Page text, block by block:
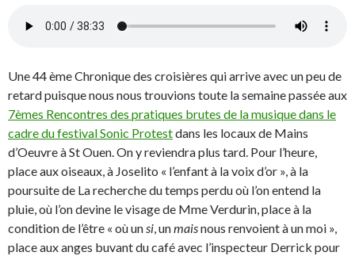
Une 44 ème Chronique des croisières qui arrive avec un peu de
retard puisque nous nous trouvions toute la semaine passée aux
7èmes Rencontres des pratiques brutes de la musique dans le
cadre du festival Sonic Protestdans les locaux de Mains
d’Oeuvre à St Ouen. On y reviendra plus tard. Pour l’heure,
place aux oiseaux, à Joselito « l’enfant à la voix d’or », à la
poursuite de La recherche du temps perdu où l’on entend la
pluie, où l’on devine le visage de Mme Verdurin, place à la
condition de l’être « où unsi, unmaisnous renvoient à un moi »,
place aux anges buvant du café avec l’inspecteur Derrick pour